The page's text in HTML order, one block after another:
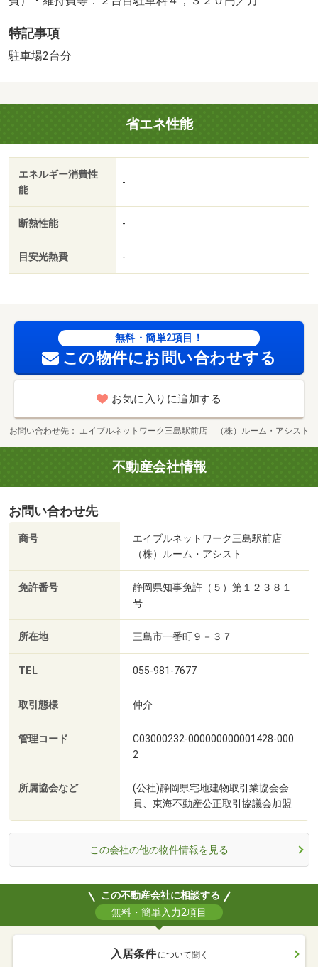
特記事項
駐車場2台分
省エネ性能
エネルギー消費性
能
-
断熱性能 -
目安光熱費 -
無料・簡単2項目！
この物件にお問い合わせする
お気に入りに追加する
お問い合わせ先 エイブルネットワーク三島駅前店 （株）ルーム・アシスト
不動産会社情報
お問い合わせ先
商号
エイブルネットワーク三島駅前店
（株）ルーム・アシスト
免許番号
静岡県知事免許（５）第１２３８１
号
所在地 三島市一番町９－３７
TEL 055-981-7677
取引態様 仲介
管理コード
C03000232-000000000001428-000
2
所属協会など
(公社)静岡県宅地建物取引業協会会
員、東海不動産公正取引協議会加盟
この会社の他の物件情報を見る
この不動産会社に相談する
無料・簡単入力2項目
入居条件 について聞く